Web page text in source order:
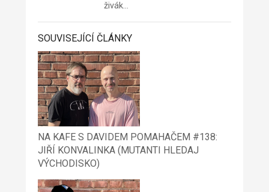
živák…
SOUVISEJÍCÍ ČLÁNKY
NA KAFE S DAVIDEM POMAHAČEM #138:
JIŘÍ KONVALINKA (MUTANTI HLEDAJ
VÝCHODISKO)